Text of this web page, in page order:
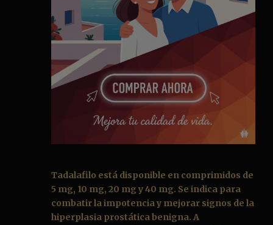
Tadalafilo está disponible en comprimidos de
5 mg, 10 mg, 20 mg y 40 mg. Se indica para
combatir la impotencia y mejorar signos de la
hiperplasia prostática benigna. A